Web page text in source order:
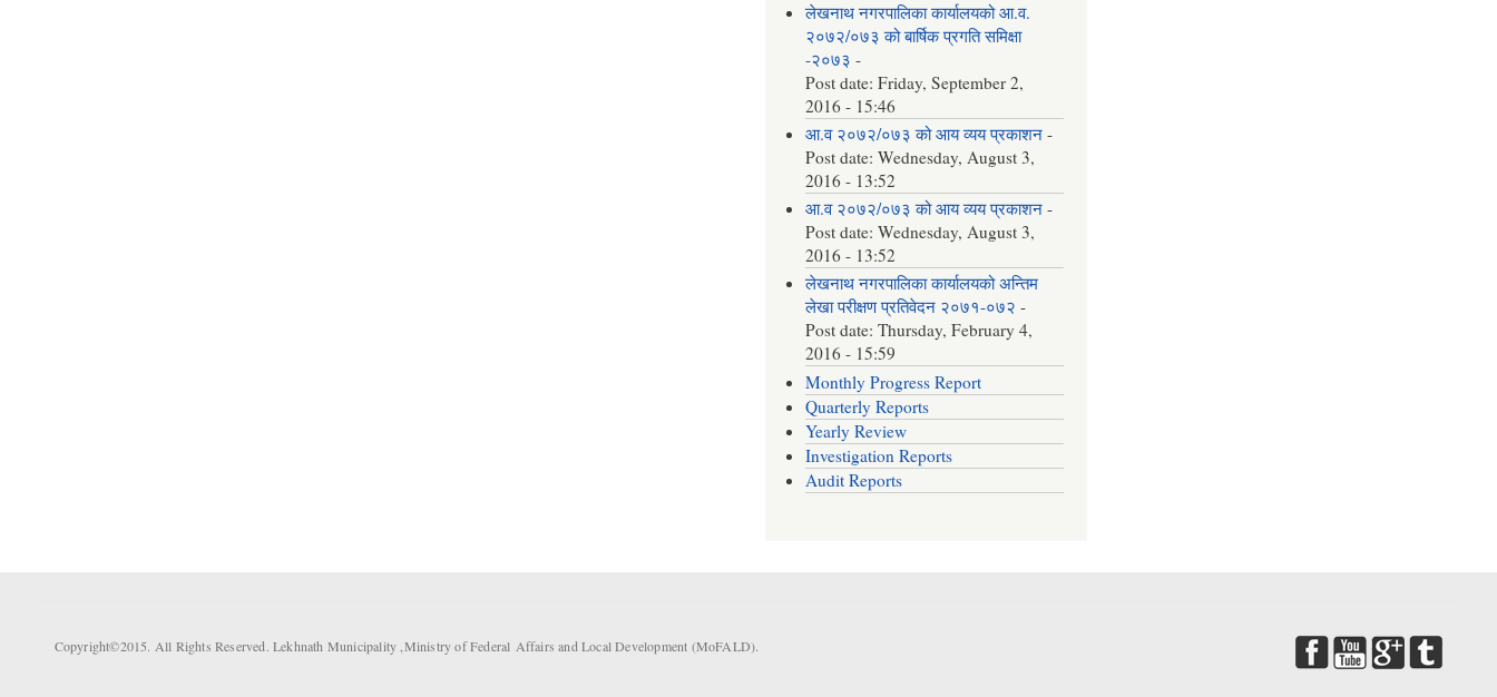
लेखनाथ नगरपालिका कार्यालयको आ.व.
२०७२/०७३ को बार्षिक प्रगति समिक्षा
-२०७३-
Post date:Friday, September 2,
2016 - 15:46
आ.व २०७२/०७३ को आय व्यय प्रकाशन-
Post date:Wednesday, August 3,
2016 - 13:52
आ.व २०७२/०७३ को आय व्यय प्रकाशन-
Post date:Wednesday, August 3,
2016 - 13:52
लेखनाथ नगरपालिका कार्यालयको अन्तिम
लेखा परीक्षण प्रतिवेदन २०७१-०७२ -
Post date:Thursday, February 4,
2016 - 15:59
Monthly Progress Report
Quarterly Reports
Yearly Review
Investigation Reports
Audit Reports
Copyright©2015. All Rights Reserved. Lekhnath Municipality ,Ministry of Federal Affairs and Local Development (MoFALD).